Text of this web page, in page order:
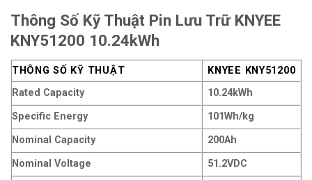
Thông Số Kỹ Thuật Pin Lưu Trữ KNYEE
KNY51200 10.24kWh
THÔNG SỐ KỸ THUẬT
KNYEE KNY51200
Rated Capacity
10.24kWh
Specific Energy
101Wh/kg
Nominal Capacity
200Ah
Nominal Voltage
51.2VDC